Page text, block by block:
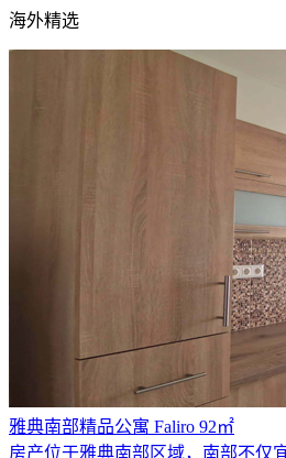
海外精选
雅典南部精品公寓 Faliro 92㎡
房产位于雅典南部区域，南部不仅